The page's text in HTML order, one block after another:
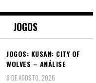
JOGOS
JOGOS: KUSAN: CITY OF
WOLVES – ANÁLISE
8 DE AGOSTO, 2026